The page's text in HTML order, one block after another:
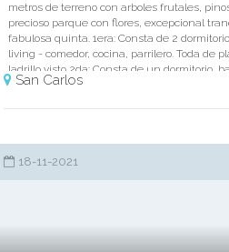
metros de terreno con arboles frutales,
precioso parque con flores, excepcional
fabulosa quinta. 1era: Consta de 2
living - comedor, cocina, parrilero. Toda de
ladrillo visto 2da: Consta de un dormitorio,
economica, estar grande con estufa a leña,
San Carlos
18-11-2021